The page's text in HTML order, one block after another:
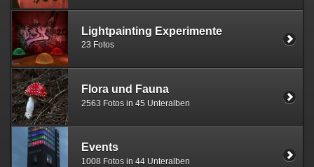
Lightpainting Experimente
23 Fotos
Flora und Fauna
2563 Fotos in 45 Unteralben
Events
1008 Fotos in 44 Unteralben